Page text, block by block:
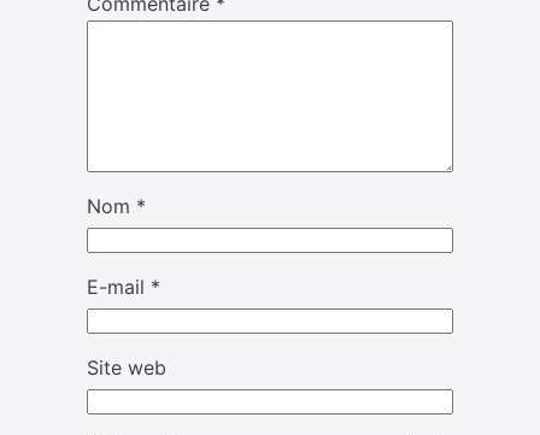
Nom *
E-mail *
Site web